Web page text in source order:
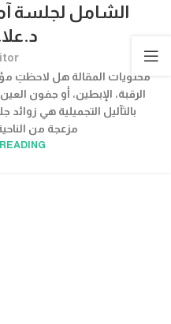
الشامل لجلسة
محتويات المقالة هل لاحظتِ
الرقبة، الإبطين، أو جفون
بالثآليل التجميلية هي
مزعجة من